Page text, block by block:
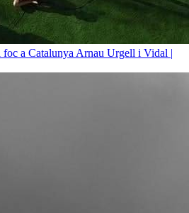
a Catalunya Arnau Urgell i Vidal |